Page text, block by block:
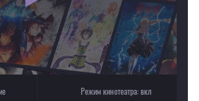
Режим кинотеатра:вкл